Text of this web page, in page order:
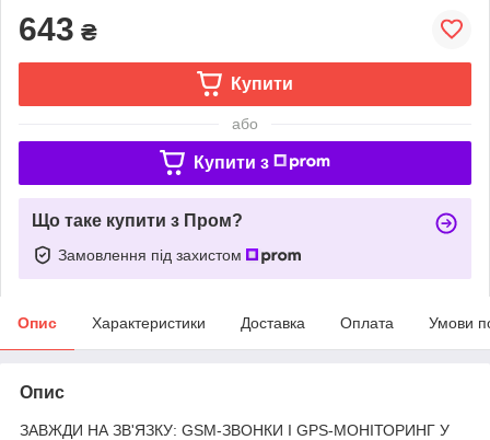
643 ₴
Купити
або
Купити з
Що таке купити з Пром?
Замовлення під захистом
Опис Характеристики Доставка Оплата Умови
Опис
ЗАВЖДИ НА ЗВ'ЯЗКУ: GSM-ЗВОНКИ І GPS-МОНІТОРИНГ У